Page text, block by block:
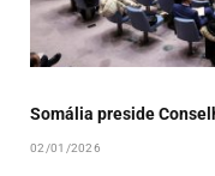
Somália preside
02/01/2026